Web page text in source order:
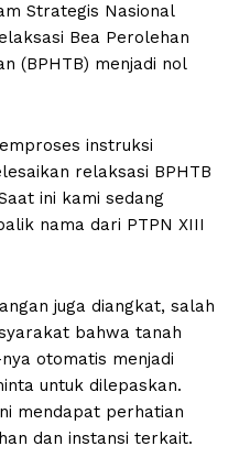
Strategis Nasional
Bea Perolehan
(BPHTB) menjadi nol
instruksi
relaksasi BPHTB
ini kami sedang
nama dari PTPN XIII
juga diangkat, salah
bahwa tanah
otomatis menjadi
untuk dilepaskan.
mendapat perhatian
dan instansi terkait.